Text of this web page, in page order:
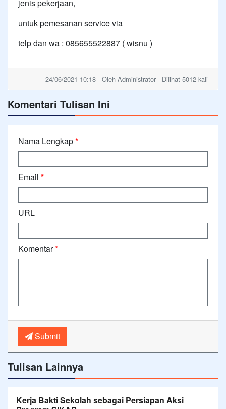
jenis pekerjaan,
untuk pemesanan service via
telp dan wa : 085655522887 ( wisnu )
24/06/2021 10:18 - Oleh Administrator - Dilihat 5012 kali
Komentari Tulisan Ini
Nama Lengkap*
Email *
URL
Komentar*
Submit
Tulisan Lainnya
Kerja Bakti Sekolah sebagai Persiapan Aksi